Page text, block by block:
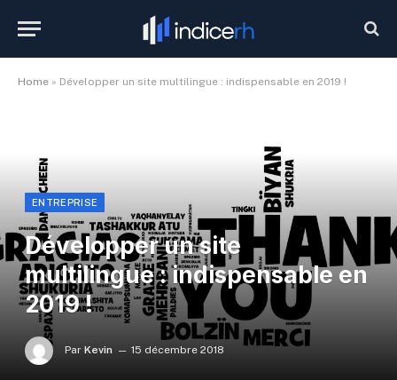
Home » Développer un site multilingue : indispensable en 2019 !
ENTREPRISE
Développer un site
multilingue : indispensable en
2019 !
Par Kevin 15 décembre 2018